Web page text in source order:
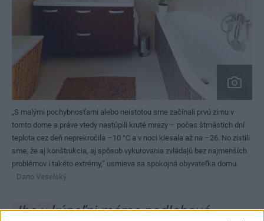
„S malými pochybnosťami alebo neistotou sme začínali prvú zimu v
tomto dome a práve vtedy nastúpili kruté mrazy – počas štrnástich dní
teplota cez deň neprekročila –10 °C a v noci klesala až na –26. No zistili
sme, že aj konštrukcia, aj spôsob vykurovania zvládajú bez najmenších
problémov i takéto extrémy,“ usmieva sa spokojná obyvateľka domu.
Dano Veselský
„Iba v kúpeľni máme podlahové